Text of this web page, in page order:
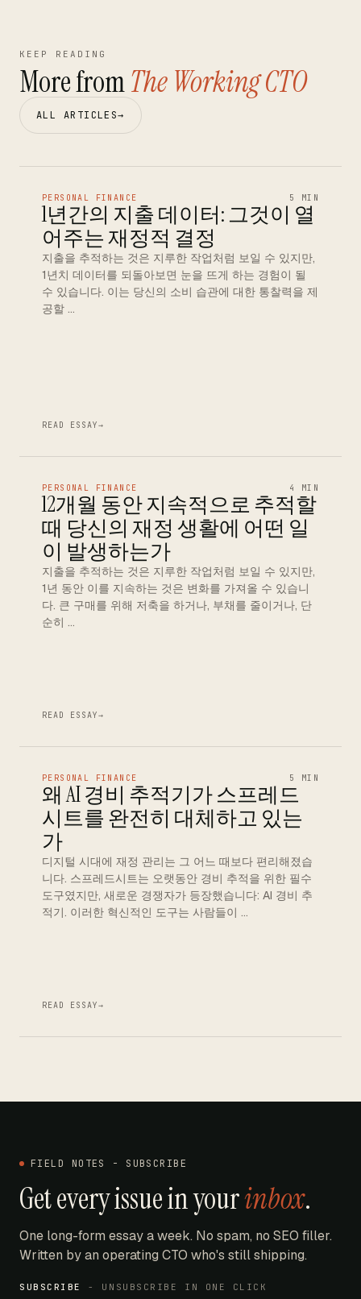
KEEP READING
More fromThe Working CTO
ALL ARTICLES→
PERSONAL FINANCE 5 MIN
1년간의 지출 데이터: 그것이 열
어주는 재정적 결정
지출을 추적하는 것은 지루한 작업처럼 보일 수 있지만,
1년치 데이터를 되돌아보면 눈을 뜨게 하는 경험이 될
수 있습니다. 이는 당신의 소비 습관에 대한 통찰력을 제
공할 …
READ ESSAY→
PERSONAL FINANCE 4 MIN
12개월 동안 지속적으로 추적할
때 당신의 재정 생활에 어떤 일
이 발생하는가
지출을 추적하는 것은 지루한 작업처럼 보일 수 있지만,
1년 동안 이를 지속하는 것은 변화를 가져올 수 있습니
다. 큰 구매를 위해 저축을 하거나, 부채를 줄이거나, 단
순히 …
READ ESSAY→
PERSONAL FINANCE 5 MIN
왜 AI 경비 추적기가 스프레드
시트를 완전히 대체하고 있는
가
디지털 시대에 재정 관리는 그 어느 때보다 편리해졌습
니다. 스프레드시트는 오랫동안 경비 추적을 위한 필수
도구였지만, 새로운 경쟁자가 등장했습니다: AI 경비 추
적기. 이러한 혁신적인 도구는 사람들이 …
READ ESSAY→
FIELD NOTES - SUBSCRIBE
Get every issue in yourinbox.
One long-form essay a week. No spam, no SEO filler.
Written by an operating CTO who's still shipping.
SUBSCRIBE - UNSUBSCRIBE IN ONE CLICK